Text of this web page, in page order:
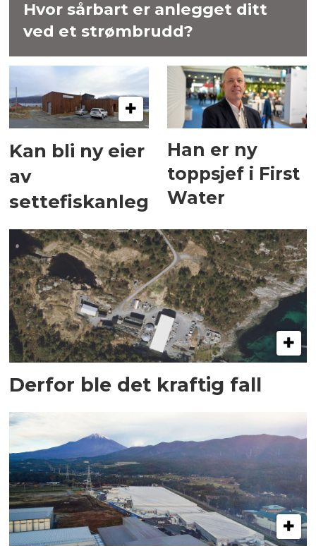
Hvor sårbart er anlegget ditt
ved et strømbrudd?
Kan bli ny eier
av
settefiskanlegg
Han er ny
toppsjef i First
Water
Derfor ble det kraftig fall